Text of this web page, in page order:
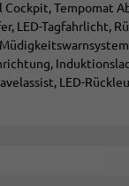
Tempomat
LED-Tagfahrlicht,
LED-